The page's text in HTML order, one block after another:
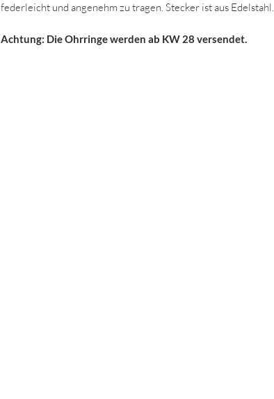
federleicht und angenehm zu tragen. Stecker ist aus Edelstahl.
Achtung: Die Ohrringe werden ab KW 28 versendet.